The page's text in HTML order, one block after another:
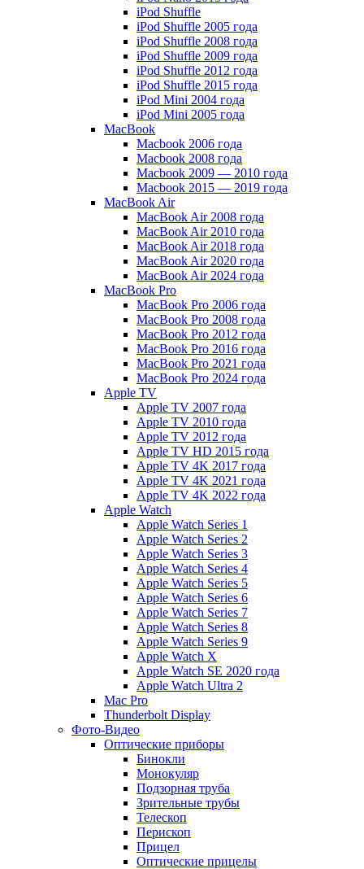
iPod Shuffle
iPod Shuffle 2005 года
iPod Shuffle 2008 года
iPod Shuffle 2009 года
iPod Shuffle 2012 года
iPod Shuffle 2015 года
iPod Mini 2004 года
iPod Mini 2005 года
MacBook
Macbook 2006 года
Macbook 2008 года
Macbook 2009 — 2010 года
Macbook 2015 — 2019 года
MacBook Air
MacBook Air 2008 года
MacBook Air 2010 года
MacBook Air 2018 года
MacBook Air 2020 года
MacBook Air 2024 года
MacBook Pro
MacBook Pro 2006 года
MacBook Pro 2008 года
MacBook Pro 2012 года
MacBook Pro 2016 года
MacBook Pro 2021 года
MacBook Pro 2024 года
Apple TV
Apple TV 2007 года
Apple TV 2010 года
Apple TV 2012 года
Apple TV HD 2015 года
Apple TV 4K 2017 года
Apple TV 4K 2021 года
Apple TV 4K 2022 года
Apple Watch
Apple Watch Series 1
Apple Watch Series 2
Apple Watch Series 3
Apple Watch Series 4
Apple Watch Series 5
Apple Watch Series 6
Apple Watch Series 7
Apple Watch Series 8
Apple Watch Series 9
Apple Watch X
Apple Watch SE 2020 года
Apple Watch Ultra 2
Mac Pro
Thunderbolt Display
Фото-Видео
Оптические приборы
Бинокли
Монокуляр
Подзорная труба
Зрительные трубы
Телескоп
Перископ
Прицел
Оптические прицелы